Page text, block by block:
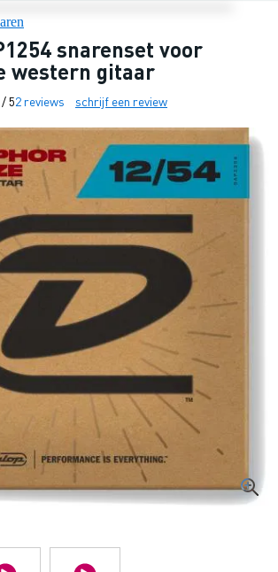
snarenset voor
western gitaar
52 reviews schrijf een review